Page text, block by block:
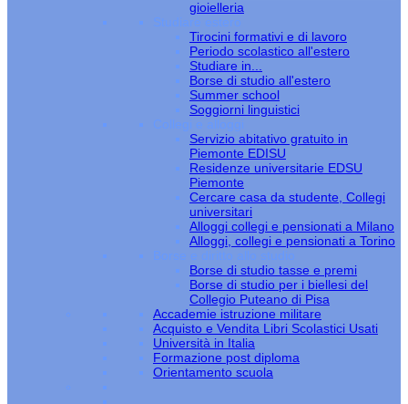
gioielleria
Studiare estero
Tirocini formativi e di lavoro
Periodo scolastico all'estero
Studiare in...
Borse di studio all'estero
Summer school
Soggiorni linguistici
Collegi e alloggi
Servizio abitativo gratuito in
Piemonte EDISU
Residenze universitarie EDSU
Piemonte
Cercare casa da studente, Collegi
universitari
Alloggi collegi e pensionati a Milano
Alloggi, collegi e pensionati a Torino
Borse e diritto allo studio
Borse di studio tasse e premi
Borse di studio per i biellesi del
Collegio Puteano di Pisa
Accademie istruzione militare
Acquisto e Vendita Libri Scolastici Usati
Università in Italia
Formazione post diploma
Orientamento scuola